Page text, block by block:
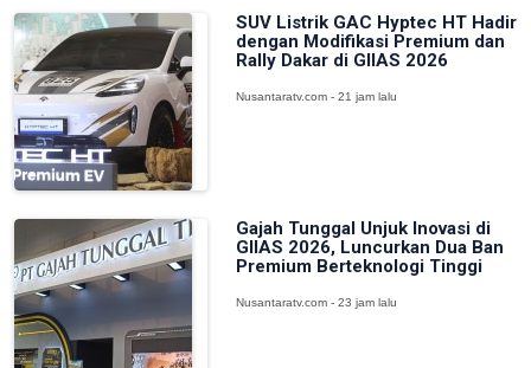
SUV Listrik GAC Hyptec HT Hadir
dengan Modifikasi Premium dan
Rally Dakar di GIIAS 2026
Nusantaratv.com - 21 jam lalu
Gajah Tunggal Unjuk Inovasi di
GIIAS 2026, Luncurkan Dua Ban
Premium Berteknologi Tinggi
Nusantaratv.com - 23 jam lalu